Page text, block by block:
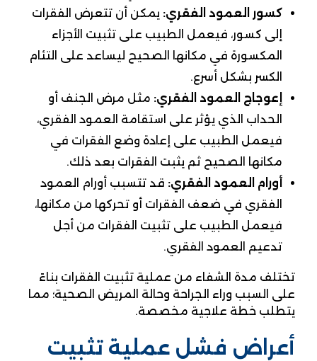
كسور العمود الفقري: يمكن أن تتعرض الفقرات
إلى كسور، فيعمل الطبيب على تثبيت الأجزاء
المكسورة في مكانها الصحيح ليساعد على التئام
الكسر بشكل أسرع.
إعوجاج العمود الفقري: مثل مرض الجنف أو
الحداب الذي يؤثر على استقامة العمود الفقري،
فيعمل الطبيب على إعادة وضع الفقرات في
مكانها الصحيح ثم يثبت الفقرات بعد ذلك.
أورام العمود الفقري: قد تتسبب أورام العمود
الفقري في ضعف الفقرات أو تحركها من مكانها،
فيعمل الطبيب على تثبيت الفقرات من أجل
تدعيم العمود الفقري.
تختلف مدة الشفاء من عملية تثبيت الفقرات بناءً
على السبب وراء الجراحة وحالة المريض الصحية؛ مما
يتطلب خطة علاجية مخصصة.
أعراض فشل عملية تثبيت